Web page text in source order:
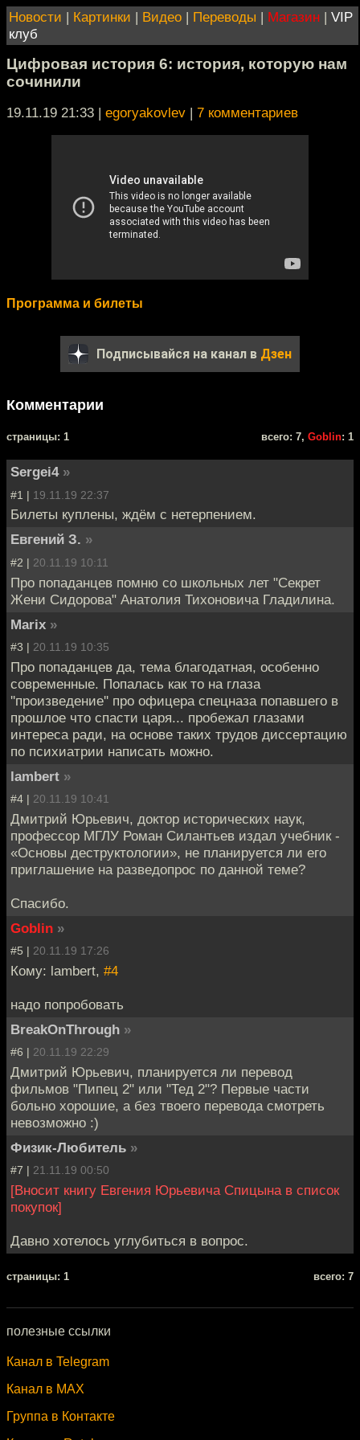
Новости | Картинки | Видео | Переводы | Магазин | VIP
клуб
Цифровая история 6: история, которую нам
сочинили
19.11.19 21:33 | egoryakovlev | 7 комментариев
Программа и билеты
Подписывайся на канал в Дзен
Комментарии
cтраницы: 1 всего: 7, Goblin: 1
Sergei4 »
#1 | 19.11.19 22:37
Билеты куплены, ждём с нетерпением.
Евгений З. »
#2 | 20.11.19 10:11
Про попаданцев помню со школьных лет "Секрет
Жени Сидорова" Анатолия Тихоновича Гладилина.
Marix »
#3 | 20.11.19 10:35
Про попаданцев да, тема благодатная, особенно
современные. Попалась как то на глаза
''произведение'' про офицера спецназа попавшего в
прошлое что спасти царя... пробежал глазами
интереса ради, на основе таких трудов диссертацию
по психиатрии написать можно.
lambert »
#4 | 20.11.19 10:41
Дмитрий Юрьевич, доктор исторических наук,
профессор МГЛУ Роман Силантьев издал учебник -
«Основы деструктологии», не планируется ли его
приглашение на разведопрос по данной теме?
Спасибо.
Goblin »
#5 | 20.11.19 17:26
Кому: lambert, #4
надо попробовать
BreakOnThrough »
#6 | 20.11.19 22:29
Дмитрий Юрьевич, планируется ли перевод
фильмов "Пипец 2" или "Тед 2"? Первые части
больно хорошие, а без твоего перевода смотреть
невозможно :)
Физик-Любитель »
#7 | 21.11.19 00:50
[Вносит книгу Евгения Юрьевича Спицына в список
покупок]
Давно хотелось углубиться в вопрос.
cтраницы: 1 всего: 7
полезные ссылки
Канал в Telegram
Канал в MAX
Группа в Контакте